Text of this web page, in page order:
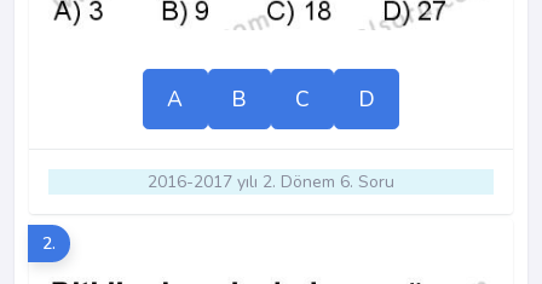
A B C D
2016-2017 yılı 2. Dönem 6. Soru
2.